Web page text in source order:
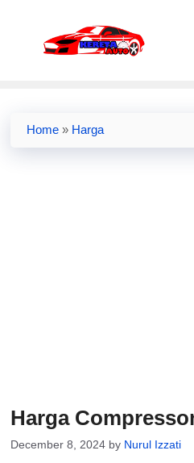
Home » Harga
Harga
December 8, 2024 by Nurul Izzati